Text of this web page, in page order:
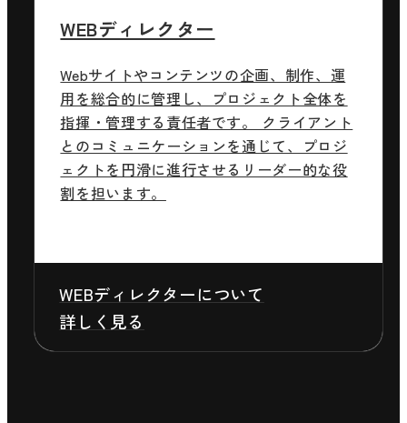
WEBディレクター
Webサイトやコンテンツの企画、制作、運
用を総合的に管理し、プロジェクト全体を
指揮・管理する責任者です。 クライアント
とのコミュニケーションを通じて、プロジ
ェクトを円滑に進行させるリーダー的な役
割を担います。
WEBディレクターについて
詳しく見る